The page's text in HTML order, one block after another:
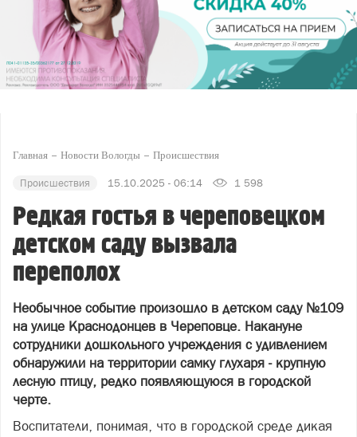
Главная Новости Вологды Происшествия
Происшествия 15.10.2025 - 06:14 1 598
Редкая гостья в череповецком
детском саду вызвала
переполох
Необычное событие произошло в детском саду №109
на улице Краснодонцев в Череповце. Накануне
сотрудники дошкольного учреждения с удивлением
обнаружили на территории самку глухаря - крупную
лесную птицу, редко появляющуюся в городской
черте.
Воспитатели, понимая, что в городской среде дикая